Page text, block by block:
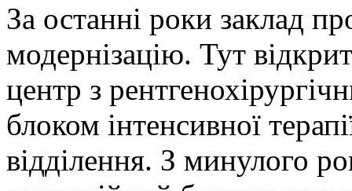
За останні роки заклад
модернізацію. Тут
центр з
блоком інтенсивної
відділення. З минулого